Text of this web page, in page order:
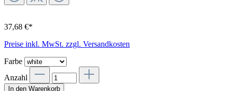
37,68 €*
Preise inkl. MwSt. zzgl. Versandkosten
Farbe
Anzahl
In den Warenkorb